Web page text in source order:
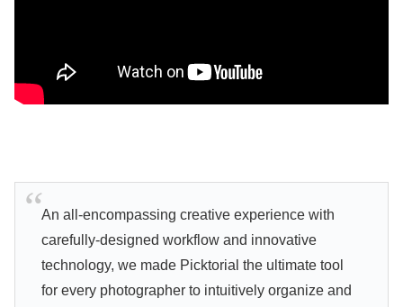
An all-encompassing creative experience with
carefully-designed workflow and innovative
technology, we made Picktorial the ultimate tool
for every photographer to intuitively organize and